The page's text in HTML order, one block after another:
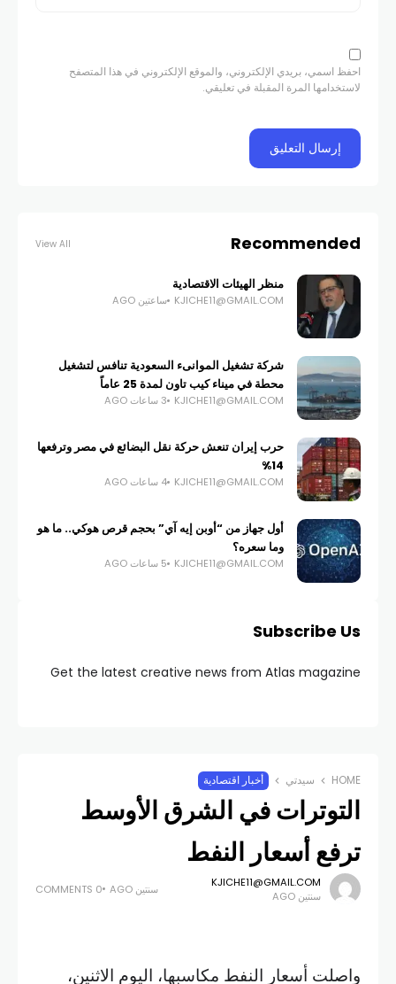
احفظ اسمي، بريدي الإلكتروني، والموقع الإلكتروني في هذا المتصفح
لاستخدامها المرة المقبلة في تعليقي.
Recommended
View All
منظر الهيئات الاقتصادية
KJICHE11@GMAIL.COM ساعتين AGO
شركة تشغيل الموانىء السعودية تنافس لتشغيل
محطة في ميناء كيب تاون لمدة 25 عاماً
KJICHE11@GMAIL.COM 3 ساعات AGO
حرب إيران تنعش حركة نقل البضائع في مصر وترفعها
14%
KJICHE11@GMAIL.COM 4 ساعات AGO
أول جهاز من “أوبن إيه آي” بحجم قرص هوكي.. ما هو
وما سعره؟
KJICHE11@GMAIL.COM 5 ساعات AGO
Subscribe Us
Get the latest creative news from Atlas magazine
HOME سيدتي أخبار اقتصادية
التوترات في الشرق الأوسط
ترفع أسعار النفط
KJICHE11@GMAIL.COM
سنتين AGO
سنتين AGO 0 COMMENTS
واصلت أسعار النفط مكاسبها، اليوم الاثنين،